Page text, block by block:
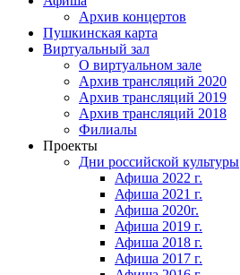
Архив концертов
Пушкинская карта
Виртуальный зал
О виртуальном зале
Архив трансляций 2020
Архив трансляций 2019
Архив трансляций 2018
Филиалы
Проекты
Дни российской культуры
Афиша 2022 г.
Афиша 2021 г.
Афиша 2020г.
Афиша 2019 г.
Афиша 2018 г.
Афиша 2017 г.